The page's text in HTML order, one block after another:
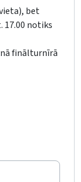
bet
17.00 notiks
finālturnīrā